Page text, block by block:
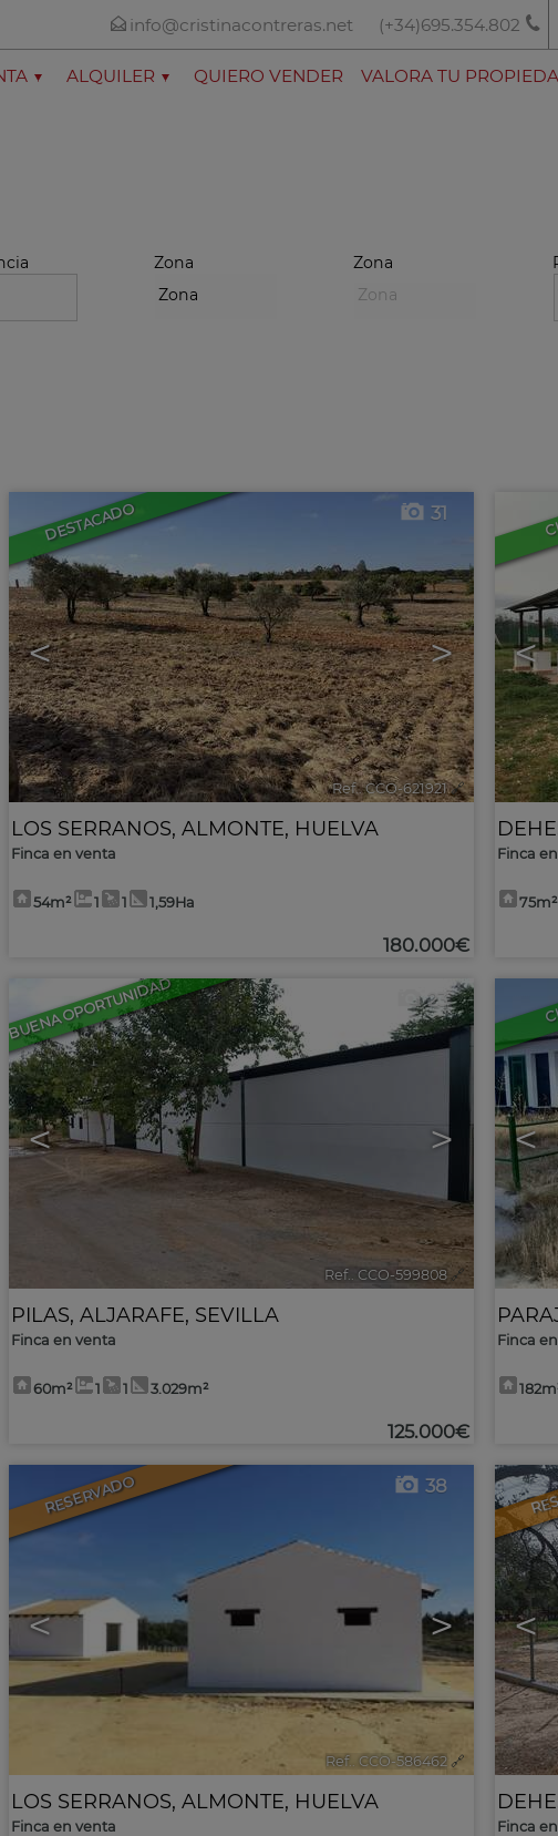
(+34)695.354.802
info@cristinacontreras.net
ALQUILER QUIERO VENDER VALORA TU
Zona Zona
DESTACADO
< >
31
Ref.. CCO-621921 🔗
LOS SERRANOS, ALMONTE, HUELVA
Finca en venta
54m² 1 1 1,59Ha
180.000€
<
Finca
75m²
BUENA OPORTUNIDAD
< >
23
Ref.. CCO-599808 🔗
PILAS, ALJARAFE, SEVILLA
Finca en venta
60m² 1 1 3.029m²
125.000€
<
Finca
RESERVADO
< >
38
Ref.. CCO-586462 🔗
LOS SERRANOS, ALMONTE, HUELVA
Finca en venta
<
Finca